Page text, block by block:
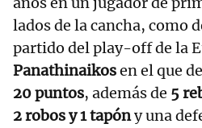
lados de la cancha, como
partido del play-off de la
Panathinaikosen el que
20 puntos, además de 5
2 robos y 1 tapóny una